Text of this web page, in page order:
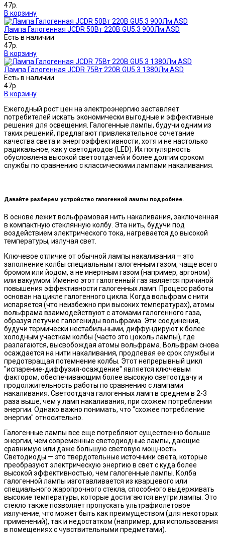
47р.
В корзину
Лампа Галогенная JCDR 50Вт 220В GU5.3 900Лм ASD
Есть в наличии
47р.
В корзину
Лампа Галогенная JCDR 75Вт 220В GU5.3 1380Лм ASD
Есть в наличии
47р.
В корзину
Ежегодный рост цен на электроэнергию заставляет
потребителей искать экономически выгодные и эффективные
решения для освещения. Галогенные лампы, будучи одним из
таких решений, предлагают привлекательное сочетание
качества света и энергоэффективности, хотя и не настолько
радикальное, как у светодиодов (LED). Их популярность
обусловлена высокой светоотдачей и более долгим сроком
службы по сравнению с классическими лампами накаливания.
Давайте разберем устройство галогенной лампы подробнее.
В основе лежит вольфрамовая нить накаливания, заключенная
в компактную стеклянную колбу. Эта нить, будучи под
воздействием электрического тока, нагревается до высокой
температуры, излучая свет.
Ключевое отличие от обычной лампы накаливания – это
заполнение колбы специальным галогенным газом, чаще всего
бромом или йодом, а не инертным газом (например, аргоном)
или вакуумом. Именно этот галогенный газ является причиной
повышения эффективности галогенных ламп. Процесс работы
основан на цикле галогенного цикла. Когда вольфрам с нити
испаряется (что неизбежно при высоких температурах), атомы
вольфрама взаимодействуют с атомами галогенного газа,
образуя летучие галогениды вольфрама. Эти соединения,
будучи термически нестабильными, диффундируют к более
холодным участкам колбы (часто это цоколь лампы), где
разлагаются, высвобождая атомы вольфрама. Вольфрам снова
осаждается на нити накаливания, продлевая ее срок службы и
предотвращая потемнение колбы. Этот непрерывный цикл
"испарение-диффузия-осаждение" является ключевым
фактором, обеспечивающим более высокую светоотдачу и
продолжительность работы по сравнению с лампами
накаливания. Светоотдача галогенных ламп в среднем в 2-3
раза выше, чем у ламп накаливания, при схожем потреблении
энергии. Однако важно понимать, что "схожее потребление
энергии" относительно.
Галогенные лампы все еще потребляют существенно больше
энергии, чем современные светодиодные лампы, дающие
сравнимую или даже большую световую мощность.
Светодиоды — это твердотельные источники света, которые
преобразуют электрическую энергию в свет с куда более
высокой эффективностью, чем галогенные лампы. Колба
галогенной лампы изготавливается из кварцевого или
специального жаропрочного стекла, способного выдерживать
высокие температуры, которые достигаются внутри лампы. Это
стекло также позволяет пропускать ультрафиолетовое
излучение, что может быть как преимуществом (для некоторых
применений), так и недостатком (например, для использования
в помещениях с чувствительными предметами).